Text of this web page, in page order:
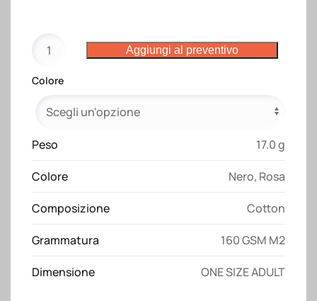
Cappellino
cotone,
pannelli
Aggiungi al preventivo
Colore
Peso 17.0 g
Colore Nero, Rosa
Composizione Cotton
Grammatura 160 GSM M2
Dimensione ONE SIZE ADULT